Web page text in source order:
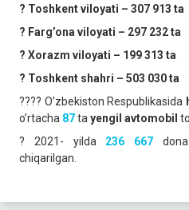
? Toshkent viloyati – 307 913 ta
? Fargʼona viloyati – 297 232 ta
? Xorazm viloyati – 199 313 ta
? Toshkent shahri – 503 030 ta
?‍?‍?‍? Oʼzbekiston Respublikasida
oʼrtacha 87ta yengil avtomobil
? 2021- yilda 236 667
chiqarilgan.